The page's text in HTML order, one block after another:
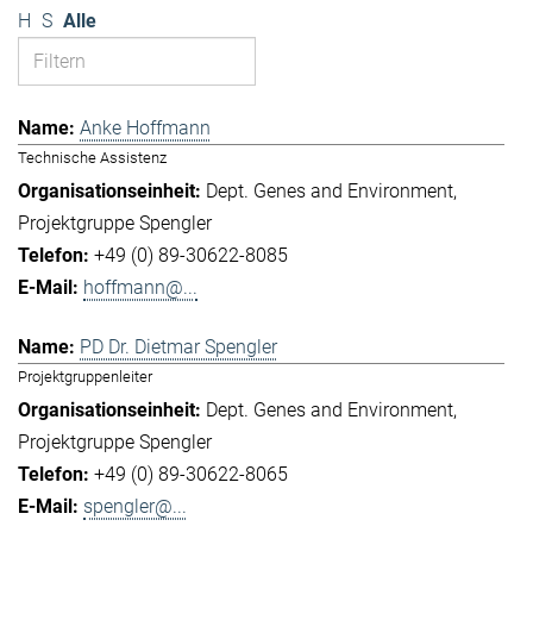
H S Alle
Anke Hoffmann
Technische Assistenz
Dept. Genes and Environment
Projektgruppe Spengler
+49 (0) 89-30622-8085
hoffmann@...
PD Dr. Dietmar Spengler
Projektgruppenleiter
Dept. Genes and Environment
Projektgruppe Spengler
+49 (0) 89-30622-8065
spengler@...